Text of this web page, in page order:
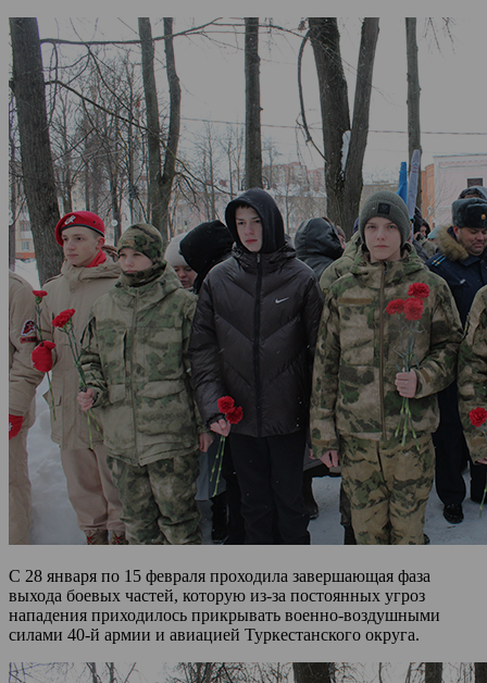
С 28 января по 15 февраля проходила завершающая фаза
выхода боевых частей, которую из-за постоянных угроз
нападения приходилось прикрывать военно-воздушными
силами 40-й армии и авиацией Туркестанского округа.